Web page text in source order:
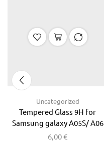
Uncategorized
Tempered Glass 9H for
Samsung galaxy A05S/ A06
6,00€